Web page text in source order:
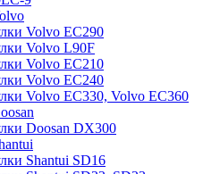
Volvo EC290
Volvo L90F
Volvo EC210
Volvo EC240
Volvo EC330, Volvo EC360
Doosan DX300
Shantui SD16